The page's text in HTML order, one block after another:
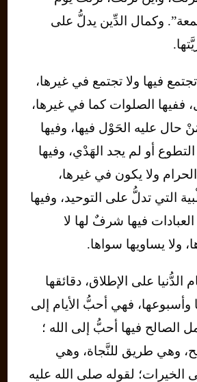
وكمال الدِّين يدلُّ على
تجتمع فيها ولا تجتمع في غيرها،
ففيها الصلوات كما في غيرها،
حال عليه الحَوْل فيها، وفيها
أو لم يجد الهَدْي، وفيها
ولا يكون في غيرها،
التي تدلُّ على التوحيد، وفيها
العبادات فيها شرفٌ لها لا
ولا يساويها سواها.
الدُّنيا على الإطلاق، دقائقها
وأسبوعها، فهي أحبُّ الأيام إلى
الصالح فيها أحبُّ إلى الله ؛
وهي طريق للنَّجاة، وهي
الخيرات؛ لقوله صلى الله عليه